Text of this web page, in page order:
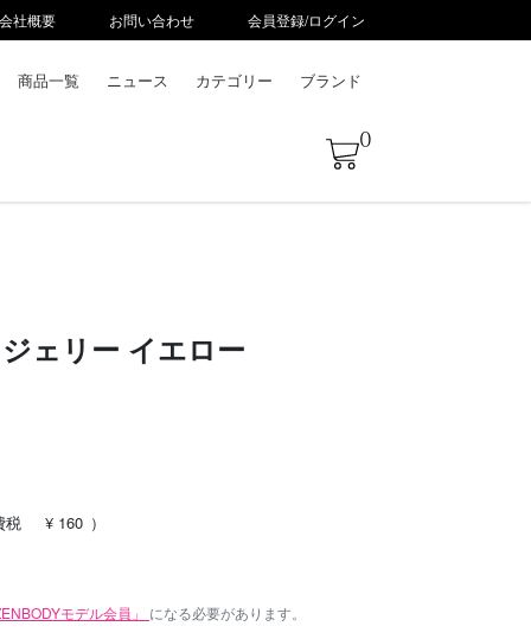
会社概要 お問い合わせ 会員登録/ログイン
商品一覧 ニュース カテゴリー ブランド
0
ェリー イエロー
税 ¥ 160 ）
モデル会員」 になる必要があります。